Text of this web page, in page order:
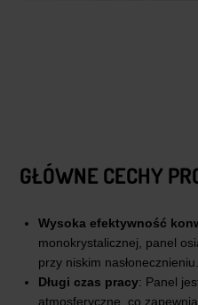
GŁÓWNE CECHY
Wysoka efektywność
monokrystalicznej, panel
przy niskim nasłonecznieniu.
Długi czas pracy: Panel
atmosferyczne, co